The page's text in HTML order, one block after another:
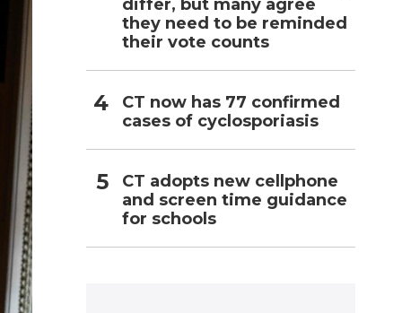
differ, but many agree
they need to be reminded
their vote counts
CT now has 77 confirmed
cases of cyclosporiasis
CT adopts new cellphone
and screen time guidance
for schools